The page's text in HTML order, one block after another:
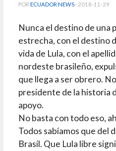
POR ECUADOR NEWS · 2018-11-29
Nunca el destino de una
estrecha, con el destino
vida de Lula, con el
nordeste brasileño,
que llega a ser obrero.
presidente de la historia
apoyo.
No basta con todo eso,
Todos sabíamos que del
Brasil. Que Lula libre